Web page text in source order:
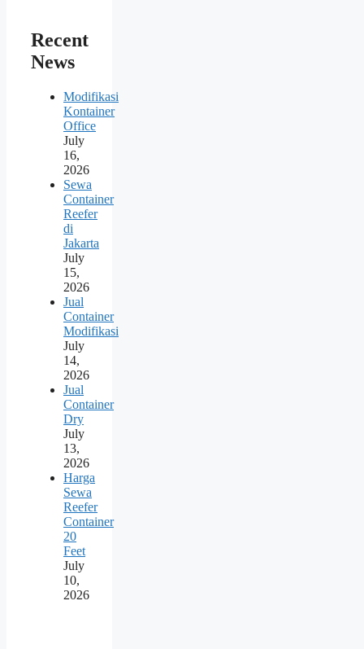
Recent
News
Modifikasi
Kontainer
Office
July
16,
2026
Sewa
Container
Reefer
di
Jakarta
July
15,
2026
Jual
Container
Modifikasi
July
14,
2026
Jual
Container
Dry
July
13,
2026
Harga
Sewa
Reefer
Container
20
Feet
July
10,
2026